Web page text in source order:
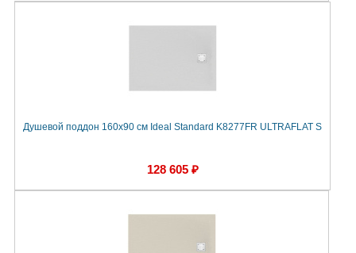
Душевой поддон 160х90 см Ideal Standard K8277FR ULTRAFLAT S
128 605 ₽